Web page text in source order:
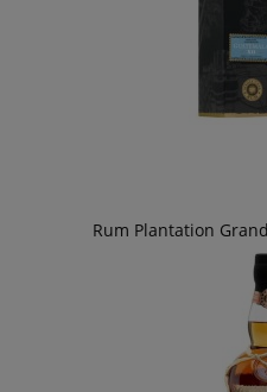
Rum Plantation